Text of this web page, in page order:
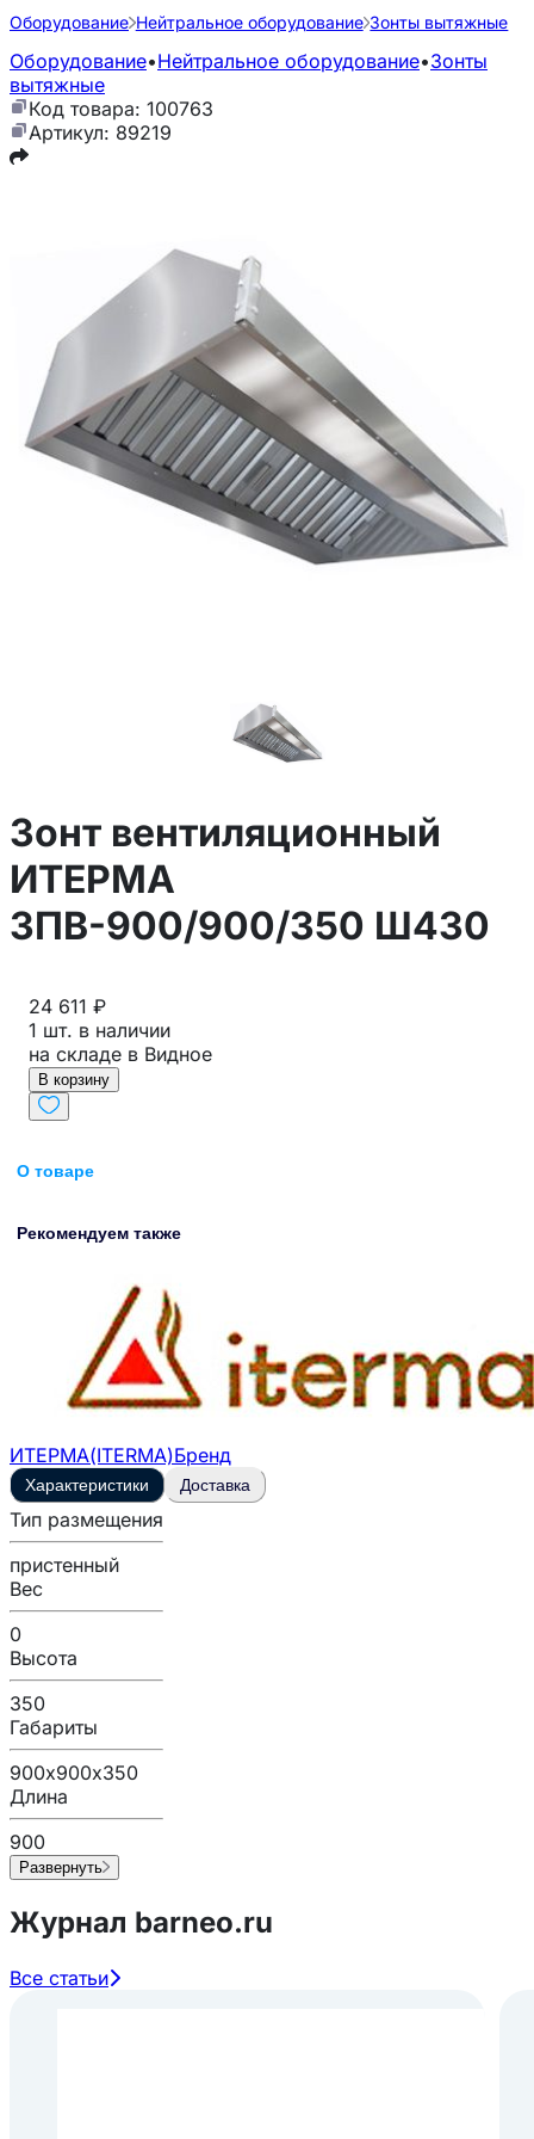
Оборудование Нейтральное оборудование Зонты вытяжные
Оборудование•Нейтральное оборудование•Зонты
вытяжные
Код товара: 100763
Артикул: 89219
Зонт вентиляционный
ИТЕРМА
ЗПВ-900/900/350 Ш430
24 611 ₽
1 шт. в наличии
на складе в Видное
В корзину
О товаре
Рекомендуем также
ИТЕРМА(ITERMA)Бренд
Характеристики Доставка
Тип размещения
пристенный
Вес
0
Высота
350
Габариты
900х900х350
Длина
900
Развернуть
Журнал barneo.ru
Все статьи